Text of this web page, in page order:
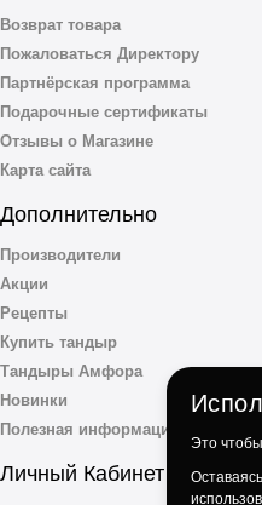
Возврат товара
Пожаловаться Директору
Партнёрская программа
Подарочные сертификаты
Отзывы о Магазине
Карта сайта
Дополнительно
Производители
Акции
Рецепты
Купить тандыр
Тандыры Амфора
Новинки
Полезная информация
Личный Кабинет
Это